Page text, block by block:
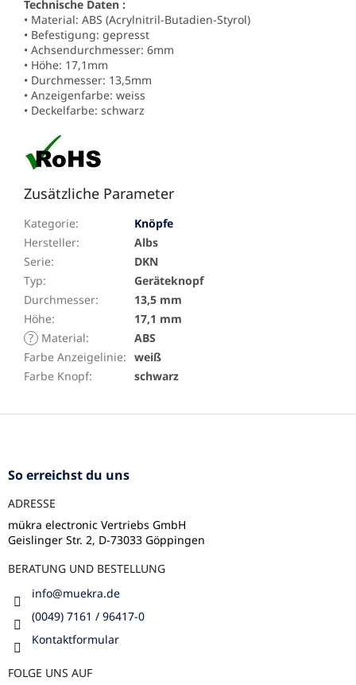
Technische Daten :
• Material: ABS (Acrylnitril-Butadien-Styrol)
• Befestigung: gepresst
• Achsendurchmesser: 6mm
• Höhe: 17,1mm
• Durchmesser: 13,5mm
• Anzeigenfarbe: weiss
• Deckelfarbe: schwarz
Zusätzliche Parameter
Kategorie:
Knöpfe
Hersteller:
Albs
Serie:
DKN
Typ:
Geräteknopf
Durchmesser:
13,5 mm
Höhe:
17,1 mm
? Material:
ABS
Farbe Anzeigelinie: weiß
Farbe Knopf: schwarz
F
So erreichst du uns
ADRESSE
mükra electronic Vertriebs GmbH
Geislinger Str. 2, D-73033 Göppingen
BERATUNG UND BESTELLUNG
info@muekra.de
(0049) 7161 / 96417-0
Kontaktformular
FOLGE UNS AUF